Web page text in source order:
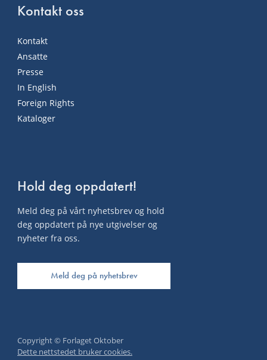
Kontakt oss
Kontakt
Ansatte
Presse
In English
Foreign Rights
Kataloger
Hold deg oppdatert!
Meld deg på vårt nyhetsbrev og hold
deg oppdatert på nye utgivelser og
nyheter fra oss.
Meld deg på nyhetsbrev
Copyright © Forlaget Oktober
Dette nettstedet bruker cookies.